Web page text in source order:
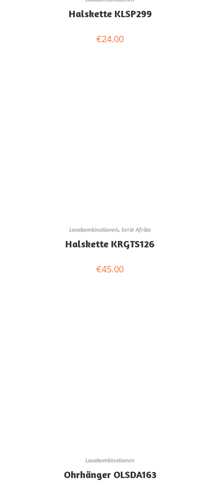
Halskette KLSP299
€24.00
Lavakombinationen, Serie Afrika
Halskette KRGTS126
€45.00
Lavakombinationen
Ohrhänger OLSDA163